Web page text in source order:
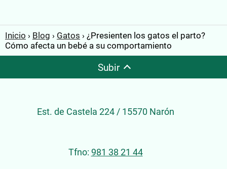
Inicio Blog Gatos
¿Presienten los gatos el parto?
Cómo afecta un bebé a su comportamiento
Subir
Est. de Castela 224 / 15570 Narón
Tfno: 981 38 21 44